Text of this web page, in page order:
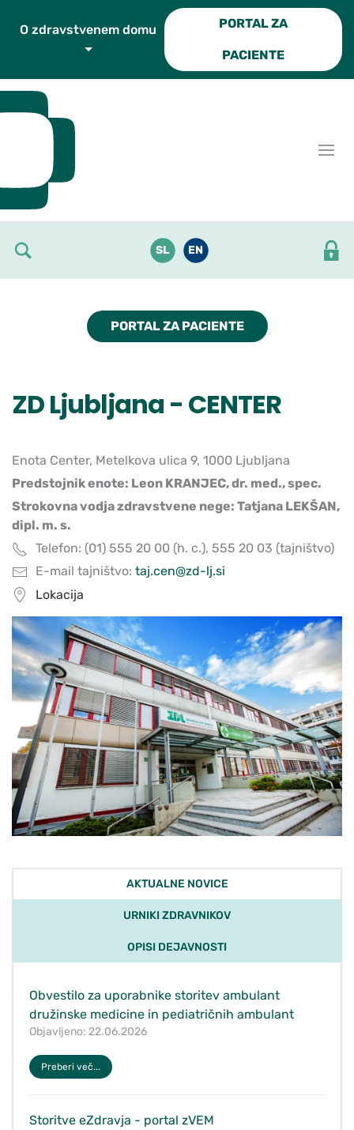
PORTAL ZA
PACIENTE
SL EN
PORTAL ZA PACIENTE
ZD Ljubljana - CENTER
Enota Center, Metelkova ulica 9, 1000 Ljubljana
Predstojnik enote: Leon KRANJEC, dr. med., spec.
Strokovna vodja zdravstvene nege: Tatjana LEKŠAN,
dipl. m. s.
Telefon: (01) 555 20 00 (h. c.), 555 20 03 (tajništvo)
E-mail tajništvo: taj.cen@zd-lj.si
Lokacija
AKTUALNE NOVICE
URNIKI ZDRAVNIKOV
OPISI DEJAVNOSTI
Obvestilo za uporabnike storitev ambulant
družinske medicine in pediatričnih ambulant
Objavljeno: 22.06.2026
Preberi več...
Storitve eZdravja - portal zVEM